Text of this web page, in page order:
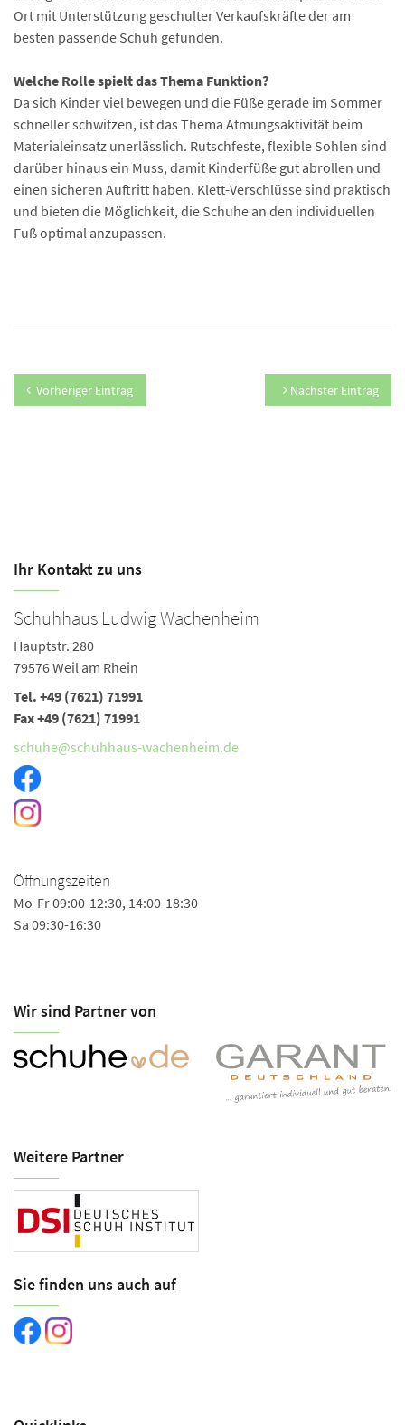
Ort mit Unterstützung geschulter Verkaufskräfte der am
besten passende Schuh gefunden.
Welche Rolle spielt das Thema Funktion?
Da sich Kinder viel bewegen und die Füße gerade im Sommer
schneller schwitzen, ist das Thema Atmungsaktivität beim
Materialeinsatz unerlässlich. Rutschfeste, flexible Sohlen sind
darüber hinaus ein Muss, damit Kinderfüße gut abrollen und
einen sicheren Auftritt haben. Klett-Verschlüsse sind praktisch
und bieten die Möglichkeit, die Schuhe an den individuellen
Fuß optimal anzupassen.
Vorheriger Eintrag Nächster Eintrag
Ihr Kontakt zu uns
Schuhhaus Ludwig Wachenheim
Hauptstr. 280
79576 Weil am Rhein
Tel. +49 (7621) 71991
Fax +49 (7621) 71991
schuhe@schuhhaus-wachenheim.de
Öffnungszeiten
Mo-Fr 09:00-12:30, 14:00-18:30
Sa 09:30-16:30
Wir sind Partner von
Weitere Partner
Sie finden uns auch auf